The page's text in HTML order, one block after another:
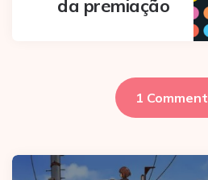
da premiação
1 Comment